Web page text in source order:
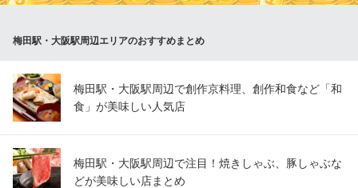
阪急梅田駅 徒歩1分
梅田駅・大阪駅周辺エリアのおすすめまとめ
梅田駅・大阪駅周辺で創作京料理、創作和食など「和
食」が美味しい人気店
梅田駅・大阪駅周辺で注目！焼きしゃぶ、豚しゃぶな
どが美味しい店まとめ